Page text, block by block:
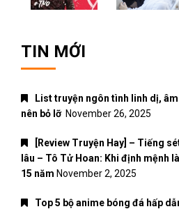
TIN MỚI
List truyện ngôn tình linh dị,
nên bỏ lỡ November 26, 2025
[Review Truyện Hay] – Tiếng
lâu – Tô Tử Hoan: Khi định mệnh
15 năm November 2, 2025
Top 5 bộ anime bóng đá hấp